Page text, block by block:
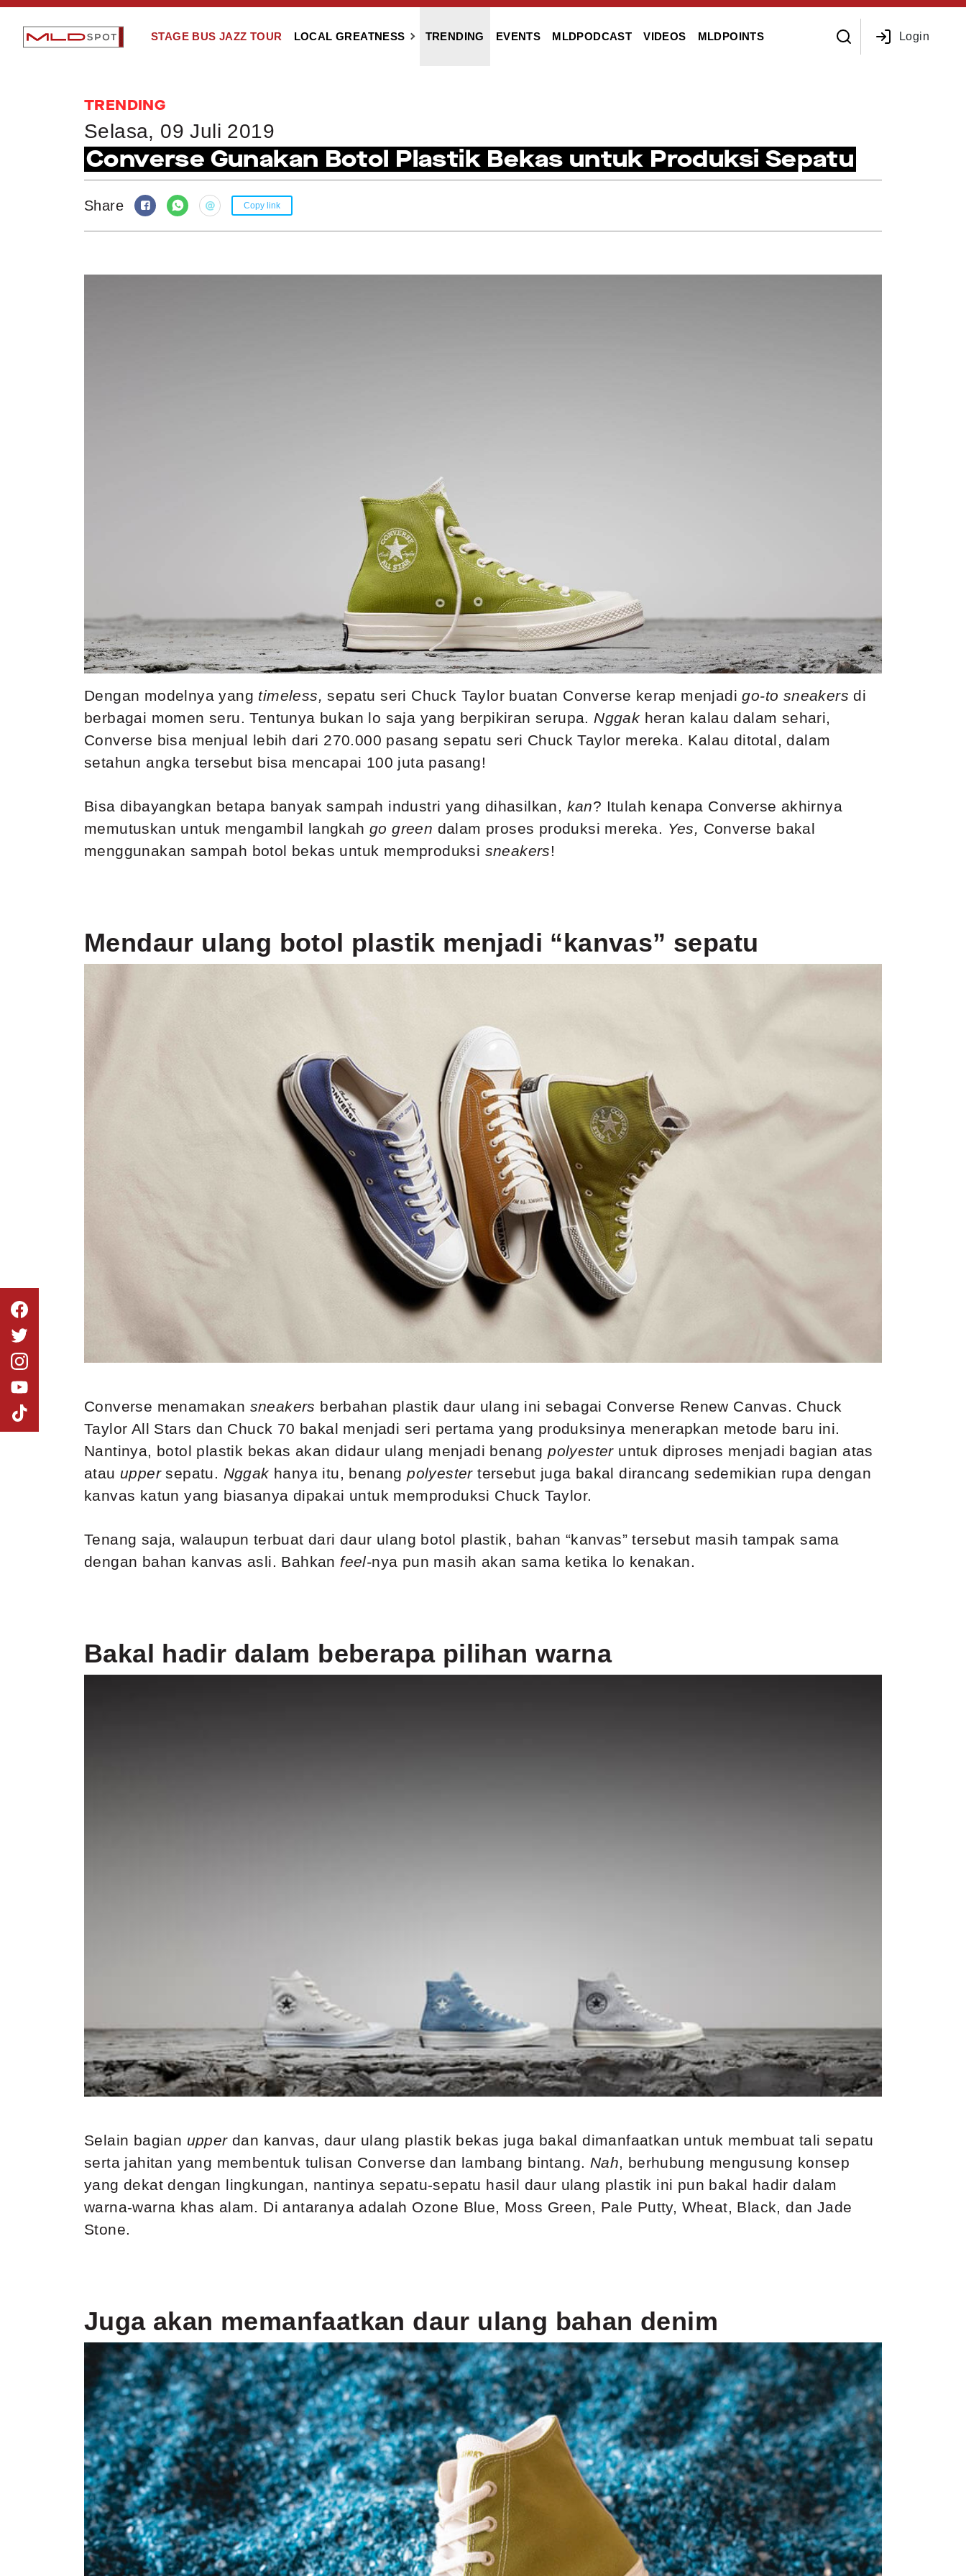
STAGE BUS JAZZ TOUR LOCAL GREATNESS TRENDING EVENTS MLDPODCAST VIDEOS MLDPOINTS Login
TRENDING
Selasa, 09 Juli 2019
Converse Gunakan Botol Plastik Bekas untuk Produksi Sepatu
Share Copy link
Dengan modelnya yang timeless,sepatu seri Chuck Taylor buatan Converse kerap menjadigo-to sneakersdi
berbagai momen seru. Tentunya bukan lo saja yang berpikiran serupa. Nggak heran kalau dalam sehari,
Converse bisa menjual lebih dari 270.000 pasang sepatu seri Chuck Taylor mereka. Kalau ditotal, dalam
setahun angka tersebut bisa mencapai 100 juta pasang!
Bisa dibayangkan betapa banyak sampah industri yang dihasilkan, kan? Itulah kenapa Converse akhirnya
memutuskan untuk mengambil langkah go green dalam proses produksi mereka. Yes, Converse bakal
menggunakan sampah botol bekas untuk memproduksi sneakers!
Mendaur ulang botol plastik menjadi “kanvas” sepatu
Converse menamakan sneakers berbahan plastik daur ulang ini sebagai Converse Renew Canvas. Chuck
Taylor All Stars dan Chuck 70 bakal menjadi seri pertama yang produksinya menerapkan metode baru ini.
Nantinya, botol plastik bekas akan didaur ulang menjadi benangpolyester untuk diproses menjadi bagian atas
atau uppersepatu. Nggak hanya itu, benangpolyestertersebut juga bakal dirancang sedemikian rupa dengan
kanvas katun yang biasanya dipakai untuk memproduksi Chuck Taylor.
Tenang saja, walaupun terbuat dari daur ulang botol plastik, bahan “kanvas” tersebut masih tampak sama
dengan bahan kanvas asli. Bahkan feel-nya pun masih akan sama ketika lo kenakan.
Bakal hadir dalam beberapa pilihan warna
Selain bagian upperdan kanvas, daur ulang plastik bekas juga bakal dimanfaatkan untuk membuat tali sepatu
serta jahitan yang membentuk tulisan Converse dan lambang bintang. Nah, berhubung mengusung konsep
yang dekat dengan lingkungan, nantinya sepatu-sepatu hasil daur ulang plastik ini pun bakal hadir dalam
warna-warna khas alam. Di antaranya adalah Ozone Blue, Moss Green, Pale Putty, Wheat, Black, dan Jade
Stone.
Juga akan memanfaatkan daur ulang bahan denim